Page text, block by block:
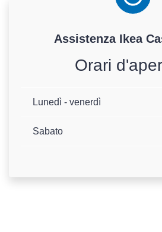
Assistenza Ikea
Orari
Lunedì - venerdì
Sabato